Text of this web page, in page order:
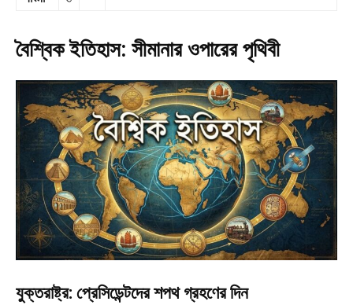
বৈশ্বিক ইতিহাস: সীমানার ওপারের পৃথিবী
যুক্তরাষ্ট্র: প্রেসিডেন্টদের শপথ গ্রহণের দিন